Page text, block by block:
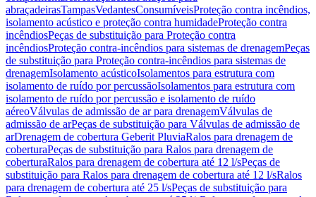
abraçadeirasTampasVedantesConsumíveisProteção contra incêndios,
isolamento acústico e proteção contra humidadeProteção contra
incêndiosPeças de substituição para Proteção contra
incêndiosProteção contra-incêndios para sistemas de drenagemPeças
de substituição para Proteção contra-incêndios para sistemas de
drenagemIsolamento acústicoIsolamentos para estrutura com
isolamento de ruído por percussãoIsolamentos para estrutura com
isolamento de ruído por percussão e isolamento de ruído
aéreoVálvulas de admissão de ar para drenagemVálvulas de
admissão de arPeças de substituição para Válvulas de admissão de
arDrenagem de cobertura Geberit PluviaRalos para drenagem de
coberturaPeças de substituição para Ralos para drenagem de
coberturaRalos para drenagem de cobertura até 12 l/sPeças de
substituição para Ralos para drenagem de cobertura até 12 l/sRalos
para drenagem de cobertura até 25 l/sPeças de substituição para